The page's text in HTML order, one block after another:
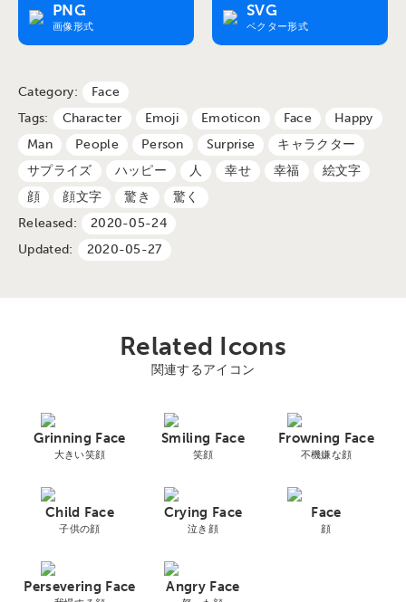
PNG
画像形式
SVG
ベクター形式
Category:
Face
Tags:
Character Emoji Emoticon Face
Happy
Man
People Person Surprise
キャラクター
サプライズ
ハッピー 人 幸せ 幸福
絵文字
顔
顔文字 驚き
驚く
Released:
2020-05-24
Updated:
2020-05-27
Related Icons
関連するアイコン
Grinning Face
大きい笑顔
Smiling Face
笑顔
Frowning Face
不機嫌な顔
Child Face
子供の顔
Crying Face
泣き顔
Face
顔
Persevering Face Angry Face